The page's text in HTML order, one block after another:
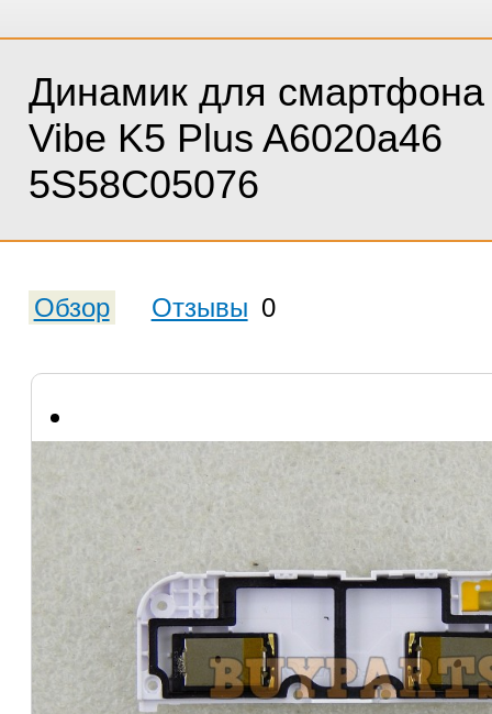
Динамик для смартфона
Vibe K5 Plus A6020a46
5S58C05076
Обзор Отзывы 0